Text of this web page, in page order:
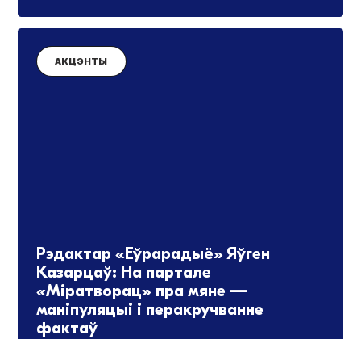
АКЦЭНТЫ
Рэдактар «Еўрарадыё» Яўген
Казарцаў: На партале
«Міратворац» пра мяне —
маніпуляцыі і перакручванне
фактаў